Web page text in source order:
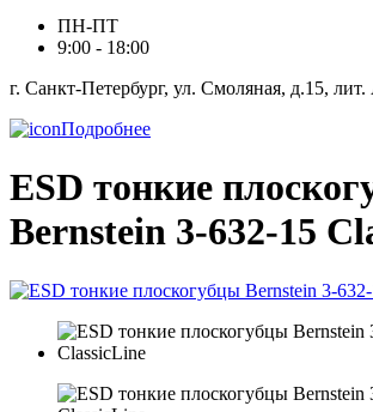
ПН-ПТ
9:00 - 18:00
г. Санкт-Петербург, ул. Смоляная, д.15,
Подробнее
ESD тонкие
Bernstein 3-632-15